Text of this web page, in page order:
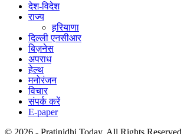
देश-विदेश
राज्य
हरियाणा
दिल्ली एनसीआर
बिज़नेस
अपराध
हेल्थ
मनोरंजन
विचार
संपर्क करें
E-paper
© 2026 - Pratinidhi Today. All Rights Reserved.